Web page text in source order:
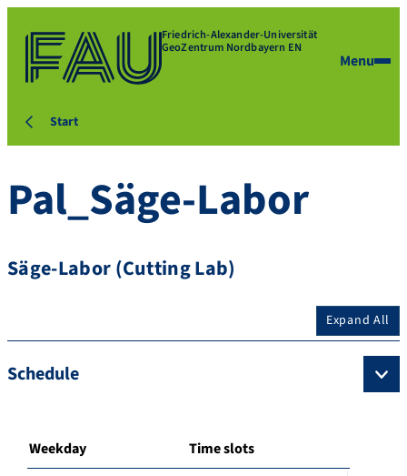
Friedrich-Alexander-Universität
GeoZentrum Nordbayern EN
Menu
Start
Pal_Säge-Labor
Säge-Labor (Cutting Lab)
Expand All
Schedule
Weekday Time slots